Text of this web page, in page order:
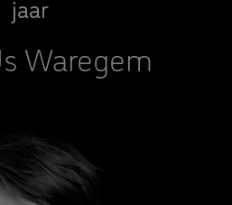
jaar
Waregem